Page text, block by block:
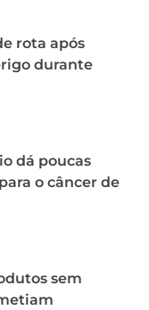
rota após
durante
dá poucas
o câncer de
sem